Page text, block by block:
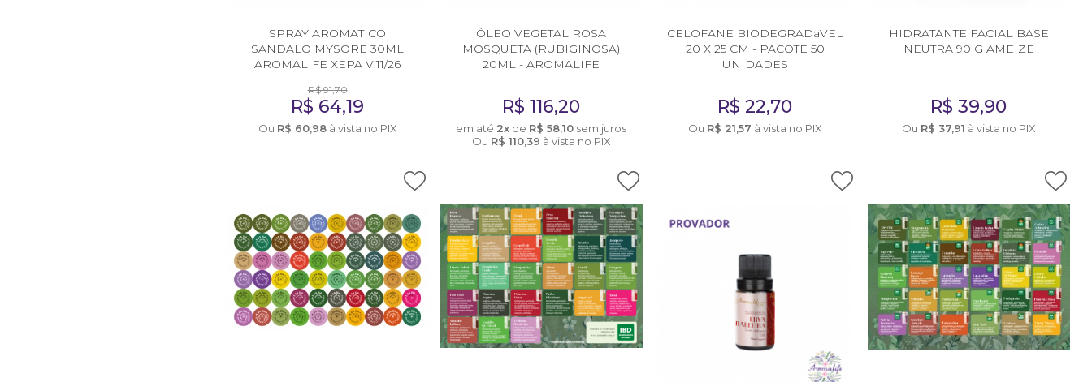
SPRAY AROMATICO
SANDALO MYSORE 30ML
AROMALIFE XEPA V.11/26
R$91,70
R$ 64,19
Ou R$ 60,98à vista no PIX
ÓLEO VEGETAL ROSA
MOSQUETA (RUBIGINOSA)
20ML - AROMALIFE
R$116,20
em até 2x de R$58,10 sem juros
Ou R$ 110,39 à vista no PIX
CELOFANE BIODEGRADaVEL
20 X 25 CM - PACOTE 50
UNIDADES
R$22,70
Ou R$ 21,57 à vista no PIX
HIDRATANTE FACIAL BASE
NEUTRA 90 G AMEIZE
R$39,90
Ou R$ 37,91 à vista no PIX